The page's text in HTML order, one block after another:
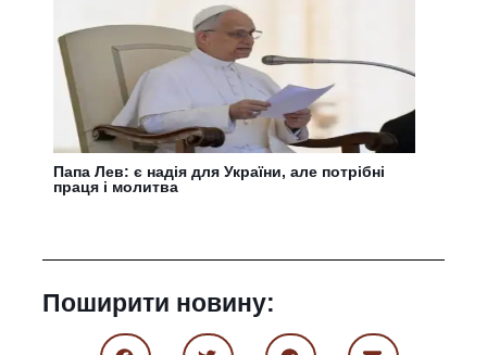
Папа Лев: є надія для України, але потрібні
праця і молитва
Поширити новину: